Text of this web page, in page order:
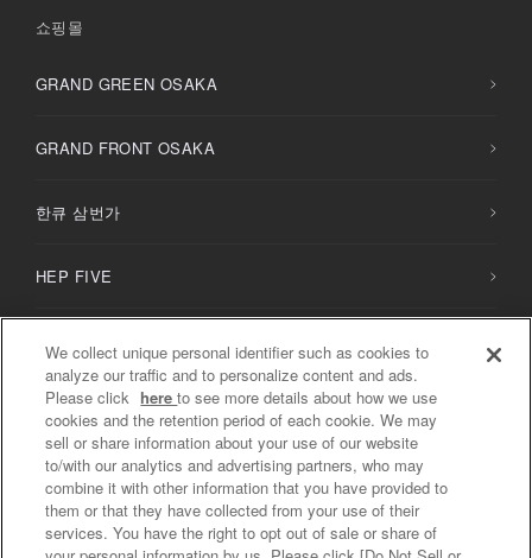
쇼핑몰
GRAND GREEN OSAKA
GRAND FRONT OSAKA
한큐 삼번가
HEP FIVE
NUchayamachi /NUchayamachi PLUS
디아모르 오사카
We collect unique personal identifier such as cookies to
analyze our traffic and to personalize content and ads.
Please click hereto see more details about how we use
cookies and the retention period of each cookie. We may
sell or share information about your use of our website
to/with our analytics and advertising partners, who may
combine it with other information that you have provided to
them or that they have collected from your use of their
services. You have the right to opt out of sale or share of